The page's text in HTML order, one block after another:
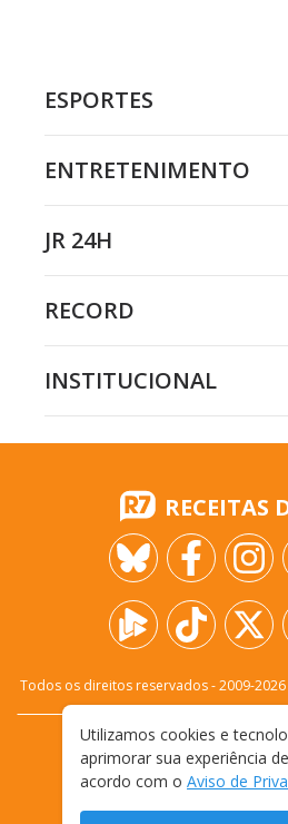
ESPORTES
ENTRETENIMENTO
JR 24H
RECORD
INSTITUCIONAL
RECEITAS
Todos os direitos reservados - 2009-2026
FALE CONOSCO
TERMOS E
Utilizamos cookies e
aprimorar sua experiência
acordo com o Aviso de